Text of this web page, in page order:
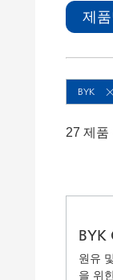
제관용
제
BYK
27 제품
BYK
원유
을 위